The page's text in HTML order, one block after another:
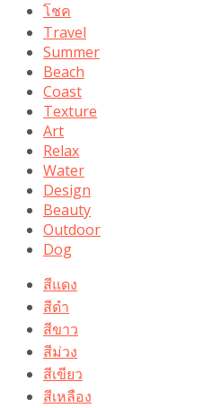
โชค
Travel
Summer
Beach
Coast
Texture
Art
Relax
Water
Design
Beauty
Outdoor
Dog
สีแดง
สีดำ
สีขาว
สีม่วง
สีเขียว
สีเหลือง